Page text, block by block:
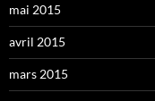
mai 2015
avril 2015
mars 2015